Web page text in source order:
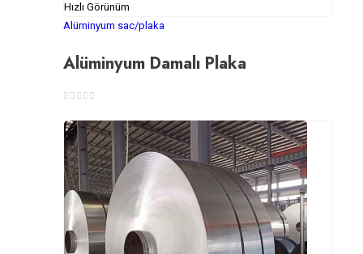
Hızlı Görünüm
Alüminyum sac/plaka
Alüminyum Damalı Plaka